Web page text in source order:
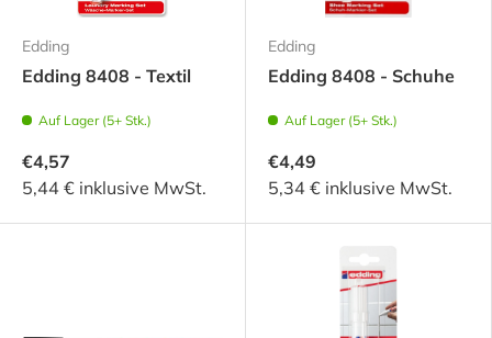
Edding
Edding 8408 - Textil
Auf Lager (5+ Stk.)
€4,57
5,44 € inklusive MwSt.
Edding
Edding 8408 - Schuhe
Auf Lager (5+ Stk.)
€4,49
5,34 € inklusive MwSt.